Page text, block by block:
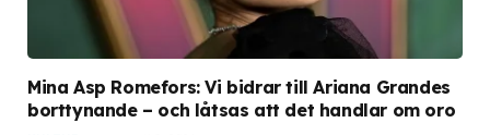
Mina Asp Romefors: Vi bidrar till Ariana Grandes
borttynande – och låtsas att det handlar om oro